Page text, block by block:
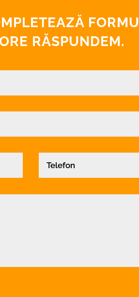
RĂSPUNDEM.